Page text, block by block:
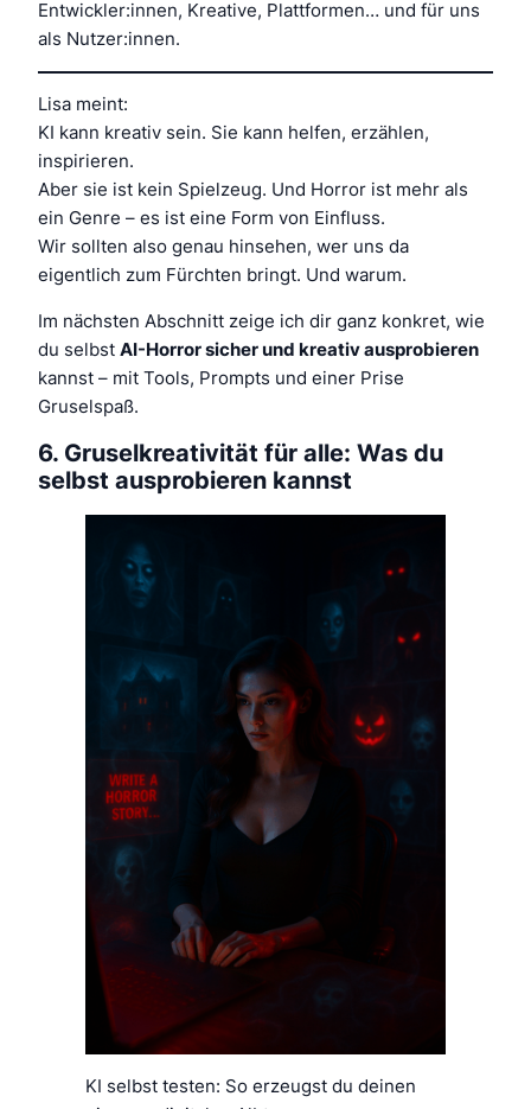
Entwickler:innen, Kreative, Plattformen… und für uns
als Nutzer:innen.
Lisa meint:
KI kann kreativ sein. Sie kann helfen, erzählen,
inspirieren.
Aber sie ist kein Spielzeug. Und Horror ist mehr als
ein Genre – es ist eine Form von Einfluss.
Wir sollten also genau hinsehen, wer uns da
eigentlich zum Fürchten bringt. Und warum.
Im nächsten Abschnitt zeige ich dir ganz konkret, wie
du selbst AI-Horror sicher und kreativ ausprobieren
kannst – mit Tools, Prompts und einer Prise
Gruselspaß.
6. Gruselkreativität für alle: Was du
selbst ausprobieren kannst
KI selbst testen: So erzeugst du deinen